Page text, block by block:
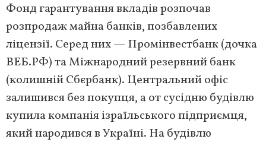
Фонд гарантування вкладів розпочав
розпродаж майна банків, позбавлених
ліцензії. Серед них — Промінвестбанк (дочка
ВЕБ.РФ) та Міжнародний резервний банк
(колишній Сбєрбанк). Центральний офіс
залишився без покупця, а от сусідню будівлю
купила компанія ізраїльського підприємця,
який народився в Україні. На будівлю